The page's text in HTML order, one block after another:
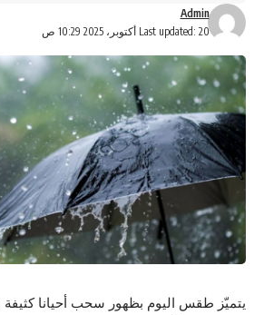
Last updated: 20 أكتوبر، 2025 10:29 ص
Admin
يتميّز طقس اليوم بظهور سحب أحيانا كثيفة